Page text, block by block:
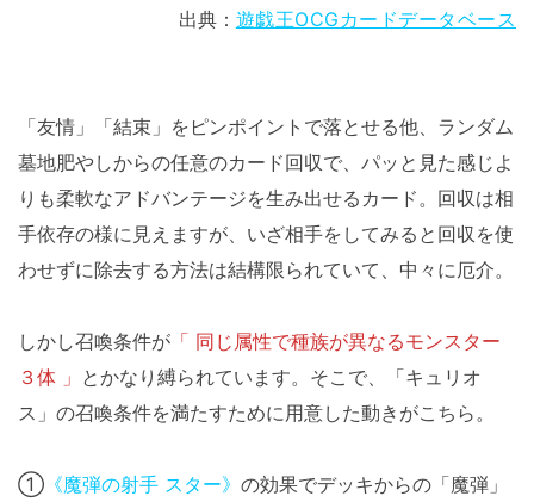
出典： 遊戯王OCGカードデータベース
「友情」「結束」をピンポイントで落とせる他、ランダム
墓地肥やしからの任意のカード回収で、パッと見た感じよ
りも柔軟なアドバンテージを生み出せるカード。回収は相
手依存の様に見えますが、いざ相手をしてみると回収を使
わせずに除去する方法は結構限られていて、中々に厄介。
しかし召喚条件が 「 同じ属性で種族が異なるモンスター
３体 」 とかなり縛られています。そこで、「キュリオ
ス」の召喚条件を満たすために用意した動きがこちら。
① 《魔弾の射手 スター》 の効果でデッキからの「魔弾」